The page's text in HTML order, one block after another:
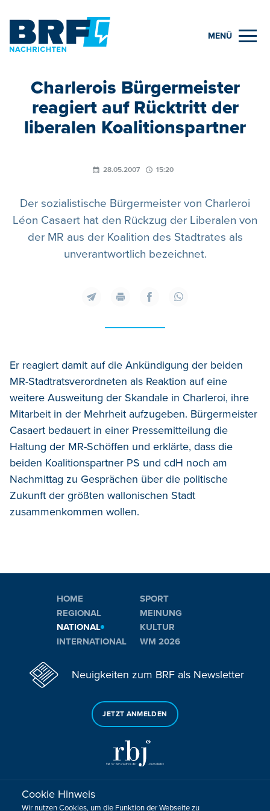
MENÜ
Charlerois Bürgermeister
reagiert auf Rücktritt der
liberalen Koalitionspartner
28.05.2007 15:20
Der sozialistische Bürgermeister von Charleroi
Léon Casaert hat den Rückzug der Liberalen von
der MR aus der Koalition des Stadtrates als
unverantwortlich bezeichnet.
Er reagiert damit auf die Ankündigung der beiden
MR-Stadtratsverordneten als Reaktion auf eine
weitere Ausweitung der Skandale in Charleroi, ihre
Mitarbeit in der Mehrheit aufzugeben. Bürgermeister
Casaert bedauert in einer Pressemitteilung die
Haltung der MR-Schöffen und erklärte, dass die
beiden Koalitionspartner PS und cdH noch am
Nachmittag zu Gesprächen über die politische
Zukunft der größten wallonischen Stadt
zusammenkommen wollen.
HOME
REGIONAL
NATIONAL
INTERNATIONAL
SPORT
MEINUNG
KULTUR
WM 2026
Neuigkeiten zum BRF als Newsletter
JETZT ANMELDEN
Sie haben noch Fragen oder Anmerkungen?
Cookie Hinweis
Wir nutzen Cookies, um die Funktion der Webseite zu